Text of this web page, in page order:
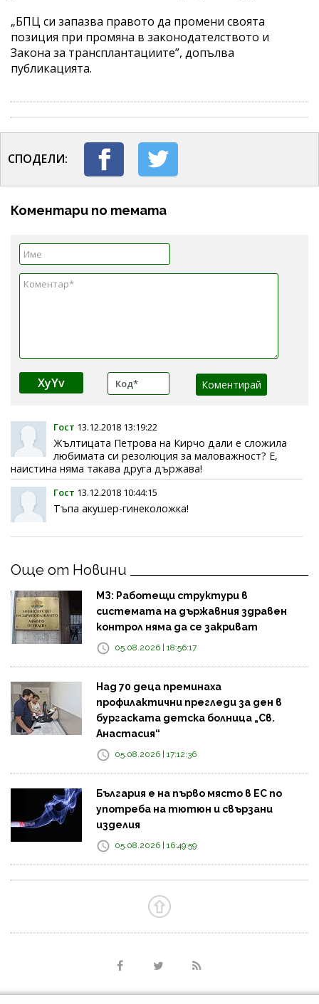
„БПЦ си запазва правото да промени своята
позиция при промяна в законодателството и
Закона за трансплантациите”, допълва
публикацията.
СПОДЕЛИ:
Коментари по темата
XyYv
Гост 13.12.2018 13:19:22
Жълтицата Петрова на Кирчо дали е сложила
любимата си резолюция за маловажност? Е,
наистина няма такава друга държава!
Гост 13.12.2018 10:44:15
Тъпа акушер-гинеколожка!
Още от Новини
МЗ: Работещи структури в
системата на държавния здравен
контрол няма да се закриват
05.08.2026 | 18:56:17
Над 70 деца преминаха
профилактични прегледи за ден в
бургаската детска болница „Св.
Анастасия“
05.08.2026 | 17:12:36
България е на първо място в ЕС по
употреба на тютюн и свързани
изделия
05.08.2026 | 16:49:59